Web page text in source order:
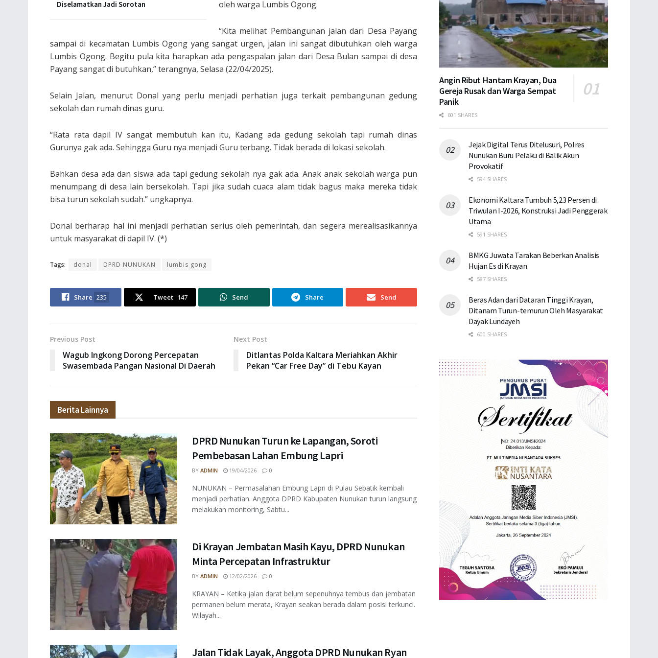
Diselamatkan Jadi Sorotan oleh warga Lumbis Ogong.
“Kita melihat Pembangunan jalan dari Desa Payang
sampai di kecamatan Lumbis Ogong yang sangat urgen, jalan ini sangat dibutuhkan oleh warga
Lumbis Ogong. Begitu pula kita harapkan ada pengaspalan jalan dari Desa Bulan sampai di desa
Payang sangat di butuhkan,” terangnya, Selasa (22/04/2025).
Selain Jalan, menurut Donal yang perlu menjadi perhatian juga terkait pembangunan gedung
sekolah dan rumah dinas guru.
“Rata rata dapil IV sangat membutuh kan itu, Kadang ada gedung sekolah tapi rumah dinas
Gurunya gak ada. Sehingga Guru nya menjadi Guru terbang. Tidak berada di lokasi sekolah.
Bahkan desa ada dan siswa ada tapi gedung sekolah nya gak ada. Anak anak sekolah warga pun
menumpang di desa lain bersekolah. Tapi jika sudah cuaca alam tidak bagus maka mereka tidak
bisa turun sekolah sudah.” ungkapnya.
Donal berharap hal ini menjadi perhatian serius oleh pemerintah, dan segera merealisasikannya
untuk masyarakat di dapil IV. (*)
Tags: donal DPRD NUNUKAN lumbis gong
Share 235 Tweet 147 Send Share Send
Previous Post
Wagub Ingkong Dorong Percepatan
Swasembada Pangan Nasional Di Daerah
Next Post
Ditlantas Polda Kaltara Meriahkan Akhir
Pekan “Car Free Day” di Tebu Kayan
Berita Lainnya
DPRD Nunukan Turun ke Lapangan, Soroti
Pembebasan Lahan Embung Lapri
BY ADMIN 19/04/2026 0
NUNUKAN – Permasalahan Embung Lapri di Pulau Sebatik kembali
menjadi perhatian. Anggota DPRD Kabupaten Nunukan turun langsung
melakukan monitoring, Sabtu...
Di Krayan Jembatan Masih Kayu, DPRD Nunukan
Minta Percepatan Infrastruktur
BY ADMIN 12/02/2026 0
KRAYAN – Ketika jalan darat belum sepenuhnya tembus dan jembatan
permanen belum merata, Krayan seakan berada dalam posisi terkunci.
Wilayah...
Jalan Tidak Layak, Anggota DPRD Nunukan Ryan
Angin Ribut Hantam Krayan, Dua
Gereja Rusak dan Warga Sempat
Panik
601 SHARES
Jejak Digital Terus Ditelusuri, Polres
Nunukan Buru Pelaku di Balik Akun
Provokatif
594 SHARES
Ekonomi Kaltara Tumbuh 5,23 Persen di
Triwulan I-2026, Konstruksi Jadi Penggerak
Utama
591 SHARES
BMKG Juwata Tarakan Beberkan Analisis
Hujan Es di Krayan
587 SHARES
Beras Adan dari Dataran Tinggi Krayan,
Ditanam Turun-temurun Oleh Masyarakat
Dayak Lundayeh
600 SHARES